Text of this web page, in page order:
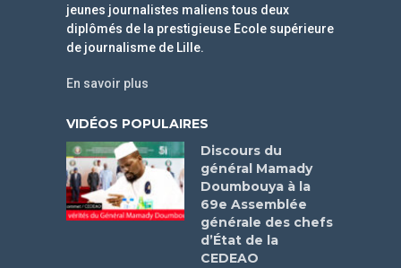
jeunes journalistes maliens tous deux
diplômés de la prestigieuse Ecole supérieure
de journalisme de Lille.
En savoir plus
VIDÉOS POPULAIRES
Discours du
général Mamady
Doumbouya à la
69e Assemblée
générale des chefs
d’État de la
CEDEAO